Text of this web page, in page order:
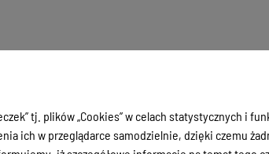
tj. plików „Cookies” w celach statystycznych i
ich w przeglądarce samodzielnie, dzięki czemu